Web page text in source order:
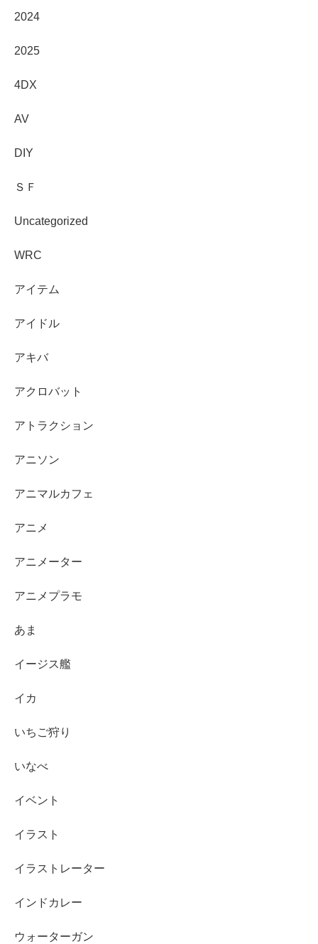
2024
2025
4DX
AV
DIY
ＳＦ
Uncategorized
WRC
アイテム
アイドル
アキバ
アクロバット
アトラクション
アニソン
アニマルカフェ
アニメ
アニメーター
アニメプラモ
あま
イージス艦
イカ
いちご狩り
いなべ
イベント
イラスト
イラストレーター
インドカレー
ウォーターガン